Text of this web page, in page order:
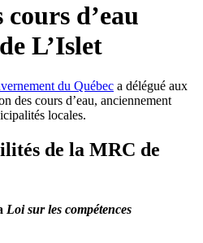
d’eau
L’Islet
du Québec a délégué aux
des cours d’eau, anciennement
locales.
de la MRC de
Loi sur les compétences